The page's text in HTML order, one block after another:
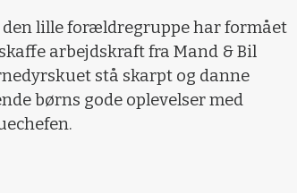
den lille forældregruppe har formået
arbejdskraft fra Mand & Bil
stå skarpt og danne
børns gode oplevelser med